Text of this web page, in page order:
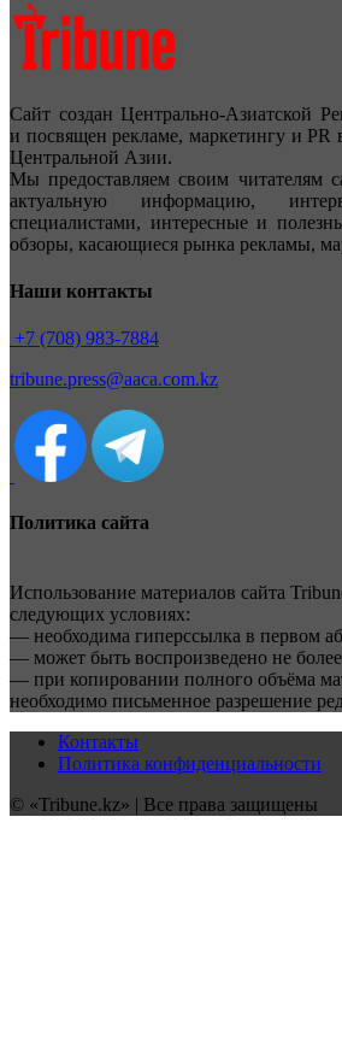
Сайт создан Центрально-Азиатской
и посвящен рекламе, маркетингу и PR
Центральной Азии.
Мы предоставляем своим читателям
актуальную информацию,
специалистами, интересные и
обзоры, касающиеся рынка рекламы,
Наши контакты
+7 (708) 983-7884
tribune.press@aaca.com.kz
Политика сайта
Использование материалов сайта
следующих условиях:
— необходима гиперссылка в первом
— может быть воспроизведено не более
— при копировании полного объёма
необходимо письменное разрешение
Контакты
Политика конфиденциальности
© «Tribune.kz» | Все права защищены